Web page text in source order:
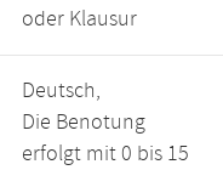
oder Klausur
Deutsch,
Die Benotung
erfolgt mit 0 bis 15